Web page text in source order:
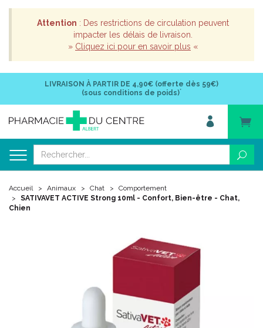
Attention : Des restrictions de circulation peuvent
impacter les délais de livraison.
» Cliquez ici pour en savoir plus «
LIVRAISON À PARTIR DE 4,90€ (offerte dès 59€)
(sous conditions de poids)*
Accueil Animaux Chat
Comportement
SATIVAVET ACTIVE Strong 10ml - Confort, Bien-être - Chat,
Chien